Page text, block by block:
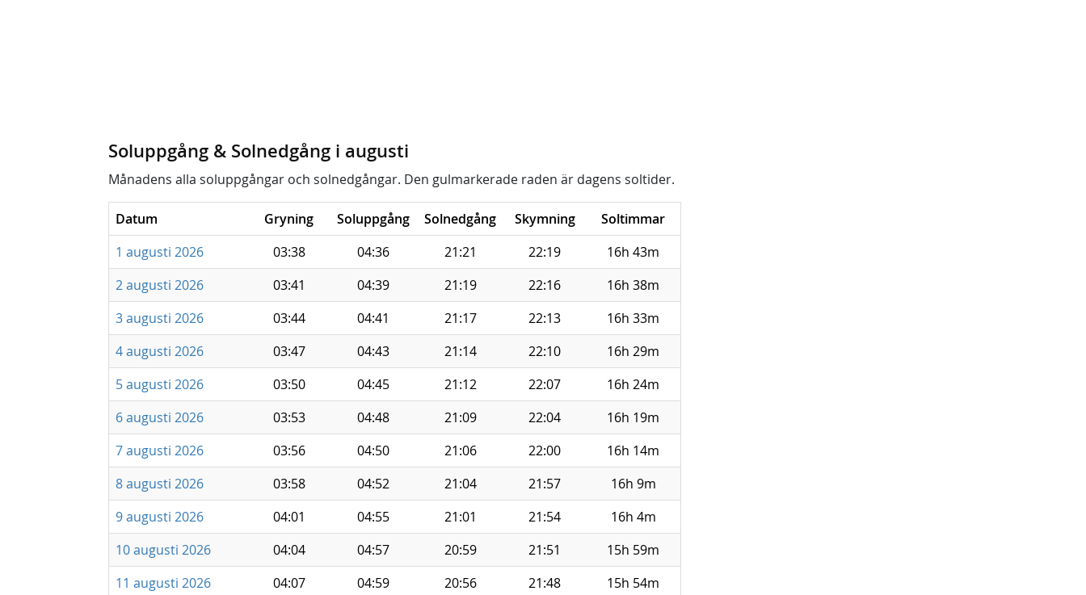
Soluppgång & Solnedgång i augusti
Månadens alla soluppgångar och solnedgångar. Den gulmarkerade raden är dagens soltider.
Datum Gryning Soluppgång Solnedgång Skymning
Soltimmar
1 augusti 2026
03:38 04:36 21:21 22:19
16h 43m
2 augusti 2026
03:41 04:39 21:19 22:16
16h 38m
3 augusti 2026
03:44 04:41 21:17 22:13
16h 33m
4 augusti 2026
03:47 04:43 21:14 22:10
16h 29m
5 augusti 2026
03:50 04:45 21:12 22:07
16h 24m
6 augusti 2026
03:53 04:48 21:09 22:04
16h 19m
7 augusti 2026
03:56 04:50 21:06 22:00
16h 14m
8 augusti 2026
03:58 04:52 21:04 21:57
16h 9m
9 augusti 2026
04:01 04:55 21:01 21:54
16h 4m
10 augusti 2026
04:04 04:57 20:59 21:51
15h 59m
11 augusti 2026
04:07 04:59 20:56 21:48
15h 54m